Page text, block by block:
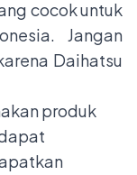
cocok untuk
Jangan
Daihatsu
produk